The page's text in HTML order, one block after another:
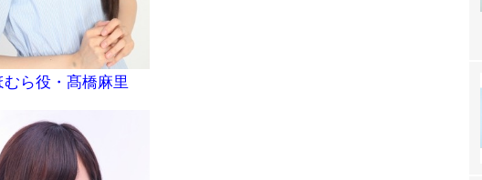
むら役・髙橋麻里